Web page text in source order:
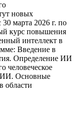
новых
марта 2026 г. по
курс повышения
интеллект в
Введение в
Определение ИИ
человеческое
ИИ. Основные
области